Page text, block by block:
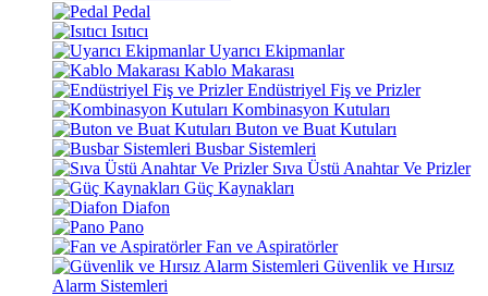
Pedal
Isıtıcı
Uyarıcı Ekipmanlar
Kablo Makarası
Endüstriyel Fiş ve Prizler
Kombinasyon Kutuları
Buton ve Buat Kutuları
Busbar Sistemleri
Sıva Üstü Anahtar Ve Prizler
Güç Kaynakları
Diafon
Pano
Fan ve Aspiratörler
Güvenlik ve Hırsız
Alarm Sistemleri